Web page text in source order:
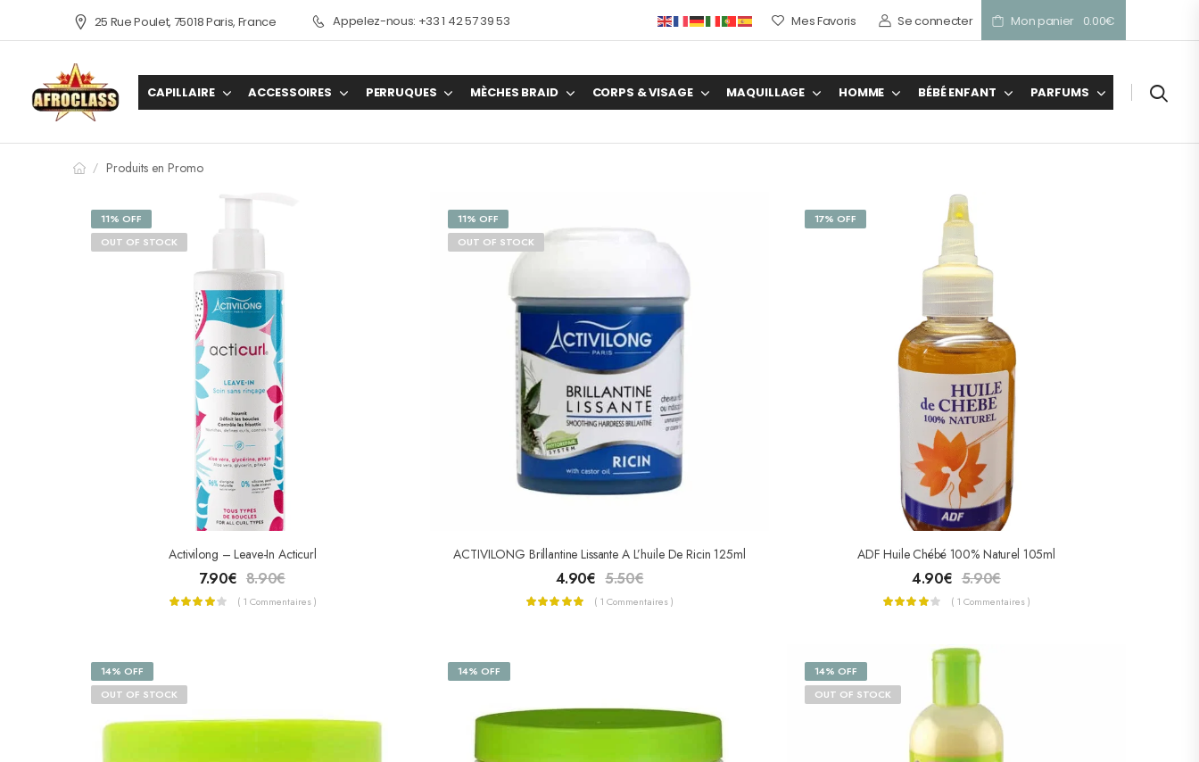
25 Rue Poulet, 75018 Paris, France Appelez-nous: +33 1 42 57 39 53 Mes Favoris Se connecter Mon panier 0.00€
CAPILLAIRE ACCESSOIRES PERRUQUES MÈCHES BRAID CORPS & VISAGE MAQUILLAGE HOMME BÉBÉ ENFANT PARFUMS
/ Produits en Promo
11% OFF
OUT OF STOCK
Activilong – Leave-In Acticurl
7.90€ 8.90€
( 1 Commentaires )
11% OFF
OUT OF STOCK
ACTIVILONG Brillantine Lissante A L’huile De Ricin 125ml
4.90€ 5.50€
( 1 Commentaires )
17% OFF
ADF Huile Chébé 100% Naturel 105ml
4.90€ 5.90€
( 1 Commentaires )
14% OFF
OUT OF STOCK
14% OFF
14% OFF
OUT OF STOCK